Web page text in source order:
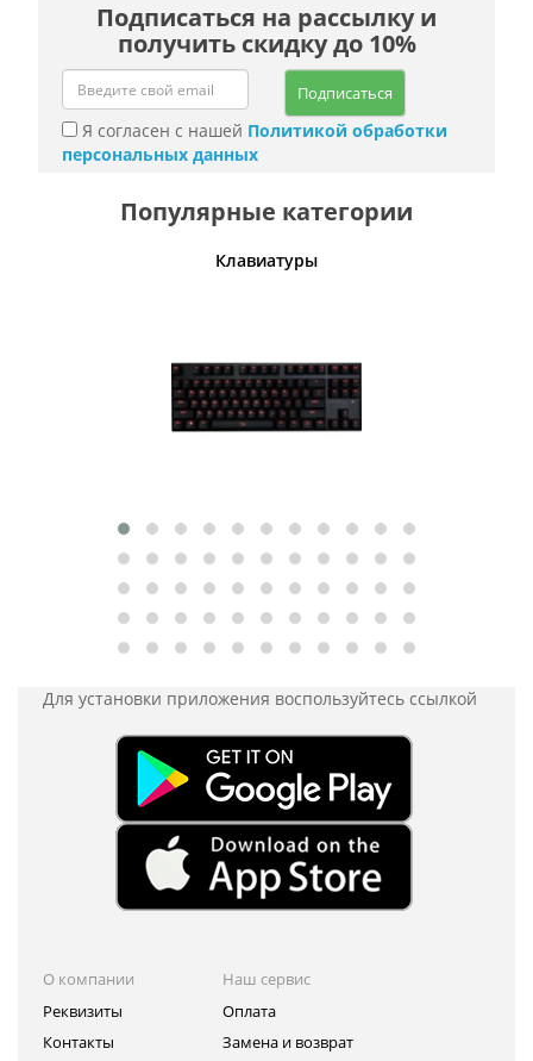
Подписаться на рассылку и
получить скидку до 10%
Подписаться
Я согласен с нашей Политикой обработки
персональных данных
Популярные категории
Клавиатуры
Для установки приложения воспользуйтесь ссылкой
О компании
Реквизиты
Контакты
Наш сервис
Оплата
Замена и возврат